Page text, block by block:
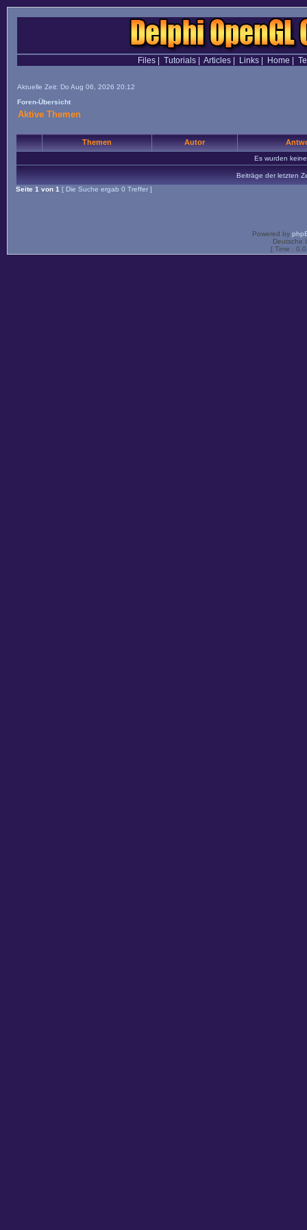
Files| Tutorials| Articles| Links| Home
Aktuelle Zeit: Do Aug 06, 2026 20:12
Foren-Übersicht
Aktive Themen
Themen Autor
Es wurden
Beiträge der letzten
Seite 1 von 1 [ Die Suche ergab 0 Treffer ]
Powered by
Deutsche
[ Time :